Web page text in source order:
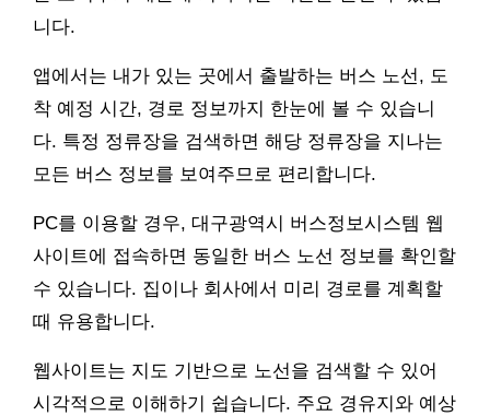
니다.
앱에서는 내가 있는 곳에서 출발하는 버스 노선, 도
착 예정 시간, 경로 정보까지 한눈에 볼 수 있습니
다. 특정 정류장을 검색하면 해당 정류장을 지나는
모든 버스 정보를 보여주므로 편리합니다.
PC를 이용할 경우, 대구광역시 버스정보시스템 웹
사이트에 접속하면 동일한 버스 노선 정보를 확인할
수 있습니다. 집이나 회사에서 미리 경로를 계획할
때 유용합니다.
웹사이트는 지도 기반으로 노선을 검색할 수 있어
시각적으로 이해하기 쉽습니다. 주요 경유지와 예상